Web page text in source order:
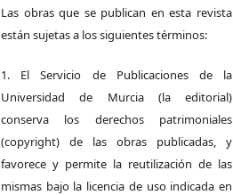
Las obras que se publican en esta revista
están sujetas a los siguientes términos:
1. El Servicio de Publicaciones de la
Universidad de Murcia (la editorial)
conserva los derechos patrimoniales
(copyright) de las obras publicadas, y
favorece y permite la reutilización de las
mismas bajo la licencia de uso indicada en